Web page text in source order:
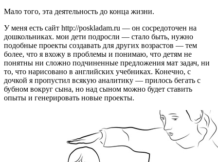
Мало того, эта деятельность до конца жизни.
У меня есть сайт http://poskladam.ru — он сосредоточен на
дошкольниках. мои дети подросли — стало быть, нужно
подобные проекты создавать для других возрастов — тем
более, что я вхожу в проблемы и понимаю, что детям не
понятны ни сложно подчиненные предложения мат задач, ни
то, что нарисовано в английских учебниках. Конечно, с
дочкой я пропустил всякую аналитику — прилось бегать с
бубном вокруг сына, но над сыном можно будет ставить
опыты и генерировать новые проекты.